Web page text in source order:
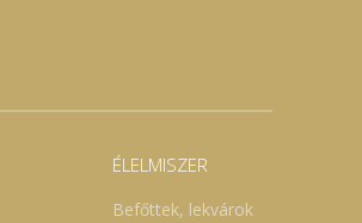
ÉLELMISZER
Befőttek, lekvárok